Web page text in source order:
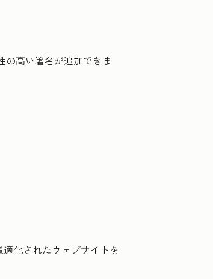
の高い署名が追加できま
化されたウェブサイトを